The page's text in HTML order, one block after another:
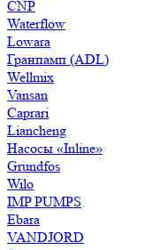
CNP
Waterflow
Lowara
Гранпамп (ADL)
Wellmix
Vansan
Caprari
Liancheng
Насосы «Inline»
Grundfos
Wilo
IMP PUMPS
Ebara
VANDJORD